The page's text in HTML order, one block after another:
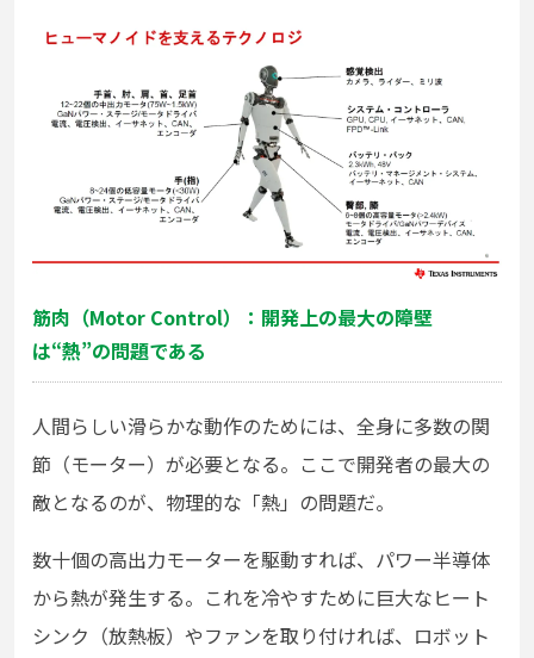
筋肉（Motor Control）：開発上の最大の障壁
は“熱”の問題である
人間らしい滑らかな動作のためには、全身に多数の関
節（モーター）が必要となる。ここで開発者の最大の
敵となるのが、物理的な「熱」の問題だ。
数十個の高出力モーターを駆動すれば、パワー半導体
から熱が発生する。これを冷やすために巨大なヒート
シンク（放熱板）やファンを取り付ければ、ロボット